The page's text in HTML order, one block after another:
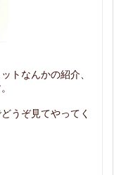
トなんかの紹介、
うぞ見てやってく